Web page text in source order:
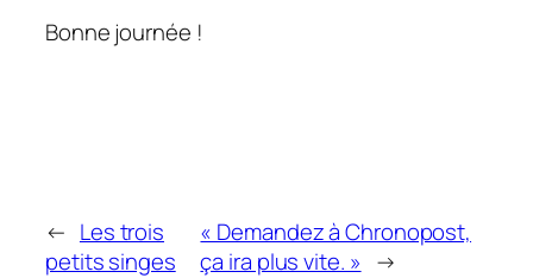
Bonne journée !
← Les trois
petits singes
« Demandez à Chronopost,
ça ira plus vite. » →